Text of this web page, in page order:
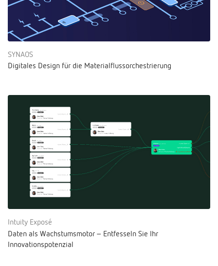
SYNAOS
Digitales Design für die Materialflussorchestrierung
Intuity Exposé
Daten als Wachstumsmotor – Entfesseln Sie Ihr
Innovationspotenzial